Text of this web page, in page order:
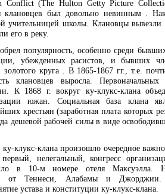
Conflict (The Hulton Getty Picture
клановцев был довольно невинным .
учительницей школы. Клановцы вывезли
его в реку.
популярность, особенно среди
убежденных расистов, и бывших
круга . В 1865-1867 гг., т.е.
клановцев выросла. Первоначальных
К 1868 г. вокруг ку-клукс-клана
южан. Социальная база клана
крестьян (заработная плата которых
дешевой рабочей силы в виде
клукс-клана произошло очередное
нелегальный, конгресс
в 10-м номере отеля Максуэлла.
от Теннеси, Алабамы и Джорджии.
устава и конституции ку-клукс-клана.